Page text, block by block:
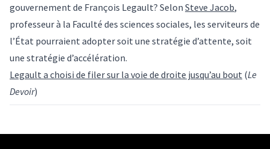
gouvernement de François Legault? Selon Steve Jacob,
professeur à la Faculté des sciences sociales, les serviteurs de
l’État pourraient adopter soit une stratégie d’attente, soit
une stratégie d’accélération.
Legault a choisi de filer sur la voie de droite jusqu’au bout (Le
Devoir)